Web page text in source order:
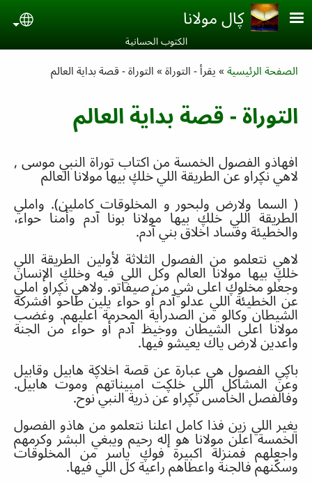
Skip to main content
ڮال مولانا
الكتوب الحسانية‎
Breadcrumb
الصفحة الرئيسية يقرأ - التوراة التوراة - قصة بداية العالم
التوراة - قصة بداية العالم
افهاذو الفصول الخمسة من اكتاب توراة النبي موسى ,
لاهي نڮراو عن الطريقة اللي خلڮ بيها مولانا العالم
( السما ولارض ولبحور و المخلوقات كاملين). واملي
الطريقة اللي خلڮ بيها مولانا بونا آدم وأمنا حواء،
والخطيئة وفساد اخلاق بني آدم.
لاهي نتعلمو من الفصول الثلاثة لأولين الطريقة اللي
خلڮ بيها مولانا العالم وكل اللي فيه وخلڮ الإنسان
وجعلو مخلوڮ اعلى شي من صيفاتو.ولاهي نڮراو املي
عن الخطيئة اللي عدلو آدم أو حواء يلين طاحو افشركة
الشيطان وكالو من الصدراية المحرمة اعليهم.وغضب
مولانا اعلى الشيطان ووخيظ آدم أو حواء من الجنة
واعدين لارض ياك يعيشو فيها.
باڮي الفصول هي عبارة عن قصة اخلاڮة هابيل وقابيل
وعن المشاكل اللي خلڮت امبيناتهم وموت هابيل.
وفالفصل الخامس نڮراو عن ذرية النبي نوح.
يغير اللي زين فذا كامل اعلنا نتعلمو من هاذو الفصول
الخمسة اعلن مولانا هو إله رحيم ويبغي البشر وكرمهم
واجعلهم فمنزلة اكبيرة فوڮ ياسر من المخلوقات
وسكّنهم فالجنة واعطاهم راعية كل اللي فيها.